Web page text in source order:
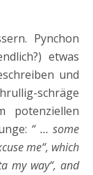
Pynchon
etwas
und
schräge
potenziellen
“ … some
me“, which
my way“, and